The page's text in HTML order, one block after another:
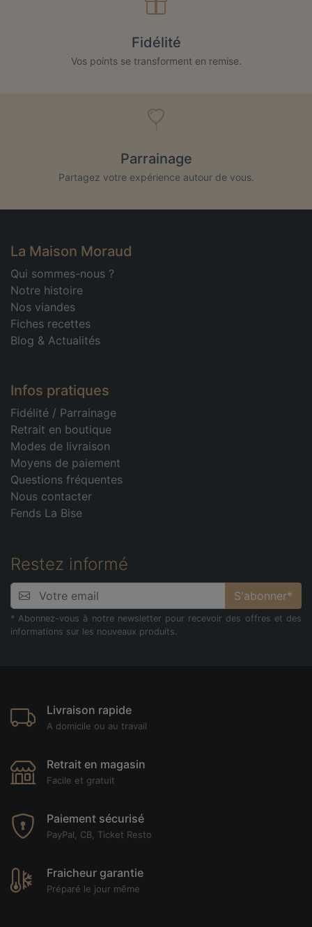
Fidélité
Vos points se transforment en remise.
Parrainage
Partagez votre expérience autour de vous.
La Maison Moraud
Qui sommes-nous ?
Notre histoire
Nos viandes
Fiches recettes
Blog & Actualités
Infos pratiques
Fidélité / Parrainage
Retrait en boutique
Modes de livraison
Moyens de paiement
Questions fréquentes
Nous contacter
Fends La Bise
Restez informé
S'abonner*
* Abonnez-vous à notre newsletter pour recevoir des offres et des
informations sur les nouveaux produits.
Livraison rapide
A domicile ou au travail
Retrait en magasin
Facile et gratuit
Paiement sécurisé
PayPal, CB, Ticket Resto
Fraicheur garantie
Préparé le jour même